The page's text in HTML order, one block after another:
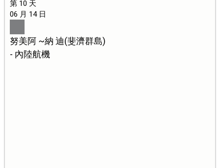
第 10 天
06 月 14 日
努美阿 ~納 迪(斐濟群島)
- 內陸航機